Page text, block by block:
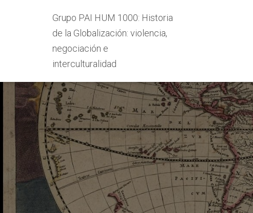
Grupo PAI HUM 1000: Historia
de la Globalización: violencia,
negociación e
interculturalidad